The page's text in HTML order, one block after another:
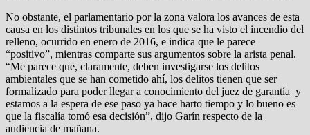
No obstante, el parlamentario por la zona valora los avances de esta
causa en los distintos tribunales en los que se ha visto el incendio del
relleno, ocurrido en enero de 2016, e indica que le parece
“positivo”, mientras comparte sus argumentos sobre la arista penal.
“Me parece que, claramente, deben investigarse los delitos
ambientales que se han cometido ahí, los delitos tienen que ser
formalizado para poder llegar a conocimiento del juez de garantía y
estamos a la espera de ese paso ya hace harto tiempo y lo bueno es
que la fiscalía tomó esa decisión”, dijo Garín respecto de la
audiencia de mañana.